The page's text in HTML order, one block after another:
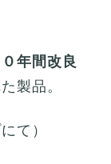
０年間改良
製品。
て）